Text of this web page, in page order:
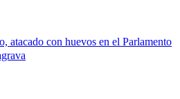
atacado con huevos en el Parlamento